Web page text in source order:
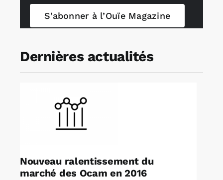
S’abonner à l’Ouïe Magazine
Dernières actualités
Nouveau ralentissement du
marché des Ocam en 2016